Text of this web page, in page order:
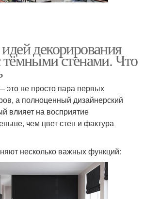
декорирования
тёмными стенами. Что
это не просто пара первых
а полноценный дизайнерский
влияет на восприятие
чем цвет стен и фактура
несколько важных функций: